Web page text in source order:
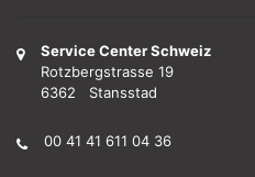
Service Center Schweiz
Rotzbergstrasse 19
6362 Stansstad
00 41 41 611 04 36